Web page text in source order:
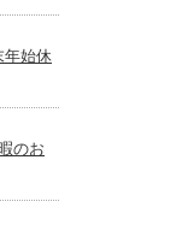
年始休
のお